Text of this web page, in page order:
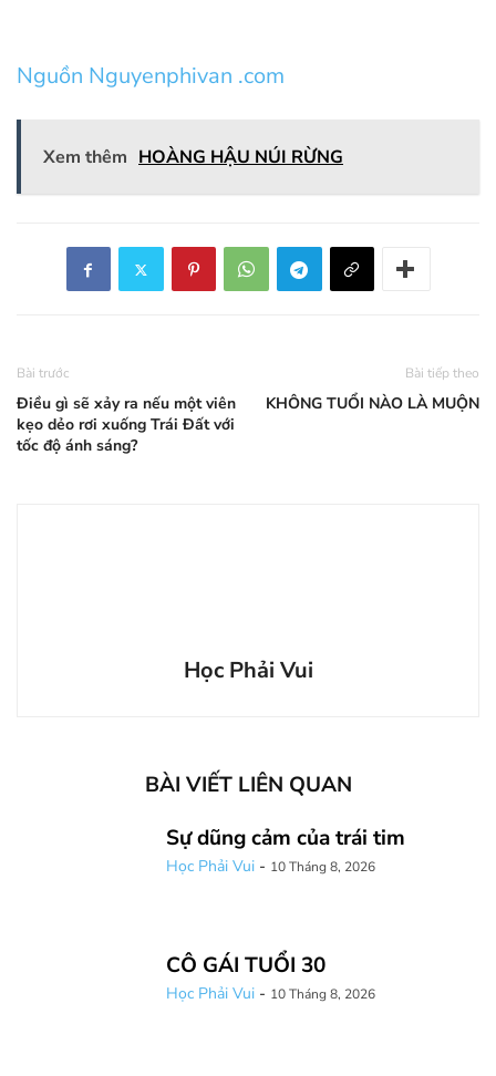
Nguồn Nguyenphivan .com
Xem thêm HOÀNG HẬU NÚI RỪNG
Bài trước
Điều gì sẽ xảy ra nếu một viên
kẹo dẻo rơi xuống Trái Đất với
tốc độ ánh sáng?
Bài tiếp theo
KHÔNG TUỔI NÀO LÀ MUỘN
Học Phải Vui
BÀI VIẾT LIÊN QUAN
Sự dũng cảm của trái tim
Học Phải Vui - 10 Tháng 8, 2026
CÔ GÁI TUỔI 30
Học Phải Vui - 10 Tháng 8, 2026